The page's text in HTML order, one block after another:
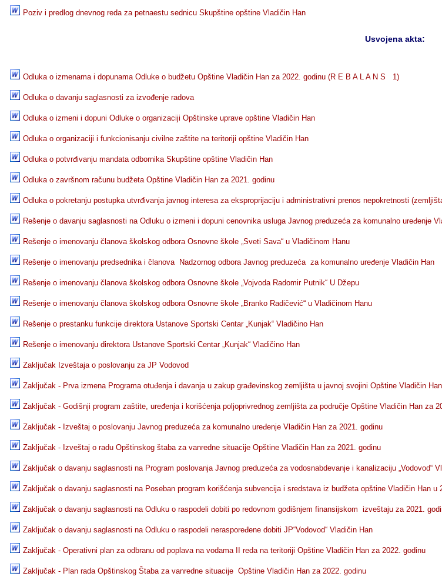
Poziv i predlog dnevnog reda za petnaestu sednicu Skupštine opštine Vladičin Han
Usvojena akta:
Odluka o izmenama i dopunama Odluke o budžetu Opštine Vladičin Han za 2022. godinu (R E B A L A N S 1)
Odluka o davanju saglasnosti za izvođenje radova
Odluka o izmeni i dopuni Odluke o organizaciji Opštinske uprave opštine Vladičin Han
Odluka o organizaciji i funkcionisanju civilne zaštite na teritoriji opštine Vladičin Han
Odluka o potvrđivanju mandata odbornika Skupštine opštine Vladičin Han
Odluka o završnom računu budžeta Opštine Vladičin Han za 2021. godinu
Odluka o pokretanju postupka utvrđivanja javnog interesa za eksproprijaciju i administrativni prenos nepokretnosti
Rešenje o davanju saglasnosti na Odluku o izmeni i dopuni cenovnika usluga Javnog preduzeća za komunalno uređenje
Rešenje o imenovanju članova školskog odbora Osnovne škole „Sveti Sava“ u Vladičinom Hanu
Rešenje o imenovanju predsednika i članova Nadzornog odbora Javnog preduzeća za komunalno uređenje Vladičin Han
Rešenje o imenovanju članova školskog odbora Osnovne škole „Vojvoda Radomir Putnik“ U Džepu
Rešenje o imenovanju članova školskog odbora Osnovne škole „Branko Radičević“ u Vladičinom Hanu
Rešenje o prestanku funkcije direktora Ustanove Sportski Centar „Kunjak“ Vladičino Han
Rešenje o imenovanju direktora Ustanove Sportski Centar „Kunjak“ Vladičino Han
Zaključak Izveštaja o poslovanju za JP Vodovod
Zaključak - Prva izmena Programa otuđenja i davanja u zakup građevinskog zemljišta u javnoj svojini Opštine Vladičin
Zaključak - Godišnji program zaštite, uređenja i korišćenja poljoprivrednog zemljišta za područje Opštine Vladičin Han za
Zaključak - Izveštaj o poslovanju Javnog preduzeća za komunalno uređenje Vladičin Han za 2021. godinu
Zaključak - Izveštaj o radu Opštinskog štaba za vanredne situacije Opštine Vladičin Han za 2021. godinu
Zaključak o davanju saglasnosti na Program poslovanja Javnog preduzeća za vodosnabdevanje i kanalizaciju „Vodovod“
Zaključak o davanju saglasnosti na Poseban program korišćenja subvencija i sredstava iz budžeta opštine Vladičin Han
Zaključak o davanju saglasnosti na Odluku o raspodeli dobiti po redovnom godišnjem finansijskom izveštaju za 2021.
Zaključak o davanju saglasnosti na Odluku o raspodeli neraspoređene dobiti JP“Vodovod“ Vladičin Han
Zaključak - Operativni plan za odbranu od poplava na vodama II reda na teritoriji Opštine Vladičin Han za 2022. godinu
Zaključak - Plan rada Opštinskog Štaba za vanredne situacije Opštine Vladičin Han za 2022. godinu